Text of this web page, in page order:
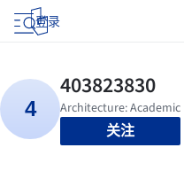
登录
关注